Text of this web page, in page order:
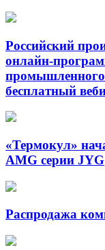
Российский
онлайн-
промышленного
бесплатный
«Термокул»
AMG серии JYG
Распродажа